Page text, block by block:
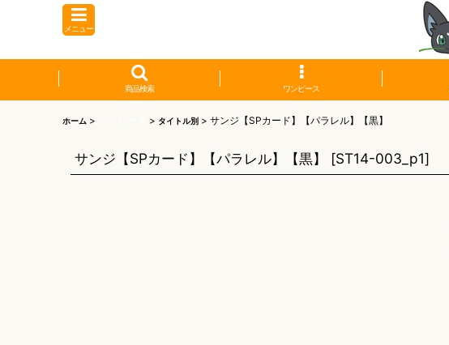
メニュー
商品検索 ワンピース
ホーム > > タイトル別 > サンジ【SPカード】【パラレル】【黒】
サンジ【SPカード】【パラレル】【黒】 [ST14-003_p1]